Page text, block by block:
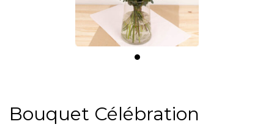
Bouquet Célébration